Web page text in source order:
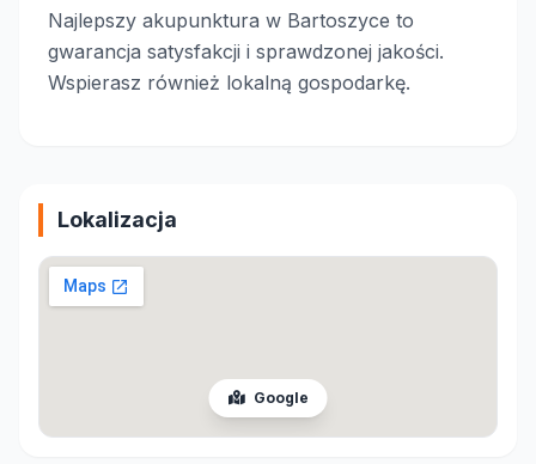
Najlepszy akupunktura w Bartoszyce to
gwarancja satysfakcji i sprawdzonej jakości.
Wspierasz również lokalną gospodarkę.
Lokalizacja
Google